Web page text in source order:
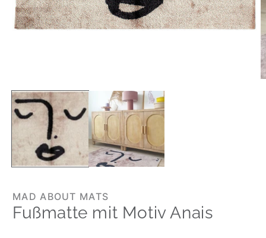
MAD ABOUT MATS
Fußmatte mit Motiv Anais